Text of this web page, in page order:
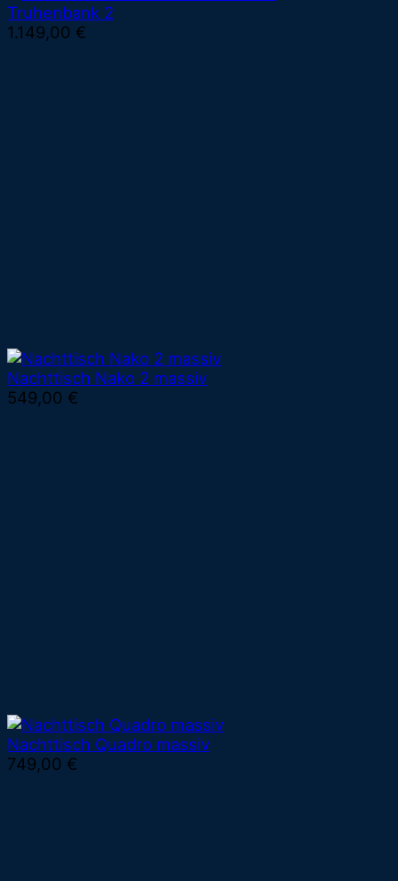
Truhenbank 2
1.149,00 €
Nachttisch Nako 2 massiv
549,00 €
Nachttisch Quadro massiv
749,00 €